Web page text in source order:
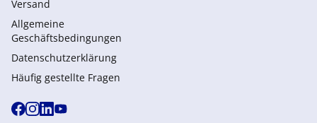
Versand
Allgemeine
Geschäftsbedingungen
Datenschutzerklärung
Häufig gestellte Fragen